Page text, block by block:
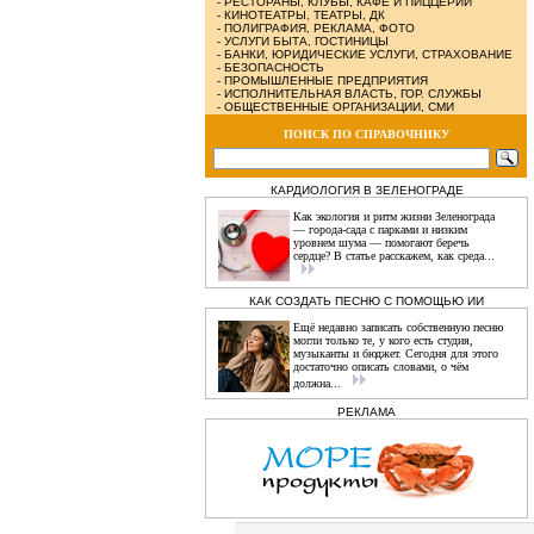
- КИНОТЕАТРЫ, ТЕАТРЫ, ДК
- ПОЛИГРАФИЯ, РЕКЛАМА, ФОТО
- УСЛУГИ БЫТА, ГОСТИНИЦЫ
- БАНКИ, ЮРИДИЧЕСКИЕ УСЛУГИ, СТРАХОВАНИЕ
- БЕЗОПАСНОСТЬ
- ПРОМЫШЛЕННЫЕ ПРЕДПРИЯТИЯ
- ИСПОЛНИТЕЛЬНАЯ ВЛАСТЬ, ГОР. СЛУЖБЫ
- ОБЩЕСТВЕННЫЕ ОРГАНИЗАЦИИ, СМИ
ПОИСК ПО СПРАВОЧНИКУ
КАРДИОЛОГИЯ В ЗЕЛЕНОГРАДЕ
Как экология и ритм жизни Зеленограда
— города‑сада с парками и низким
уровнем шума — помогают беречь
сердце? В статье расскажем, как среда...
КАК СОЗДАТЬ ПЕСНЮ С ПОМОЩЬЮ ИИ
Ещё недавно записать собственную песню
могли только те, у кого есть студия,
музыканты и бюджет. Сегодня для этого
достаточно описать словами, о чём
должна...
РЕКЛАМА